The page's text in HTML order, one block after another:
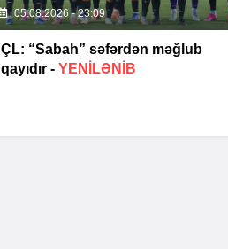
05.08.2026 - 23:09
ÇL: “Sabah” səfərdən məğlub
qayıdır - YENİLƏNİB